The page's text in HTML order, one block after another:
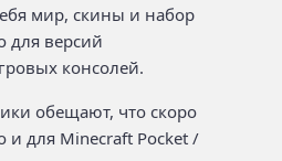
мир, скины и набор
для версий
консолей.
обещают, что скоро
и для Minecraft Pocket /